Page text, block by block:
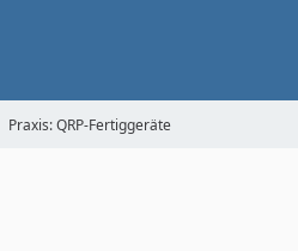
Praxis: QRP-Fertiggeräte